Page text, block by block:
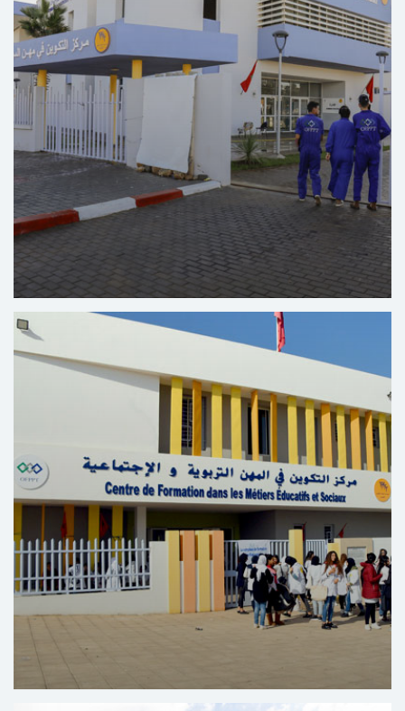
Centre Régional des Soins Bucco-dentaires Al
Massira
Centre de Formation dans les Métiers de
l’Automobile Bir Rami - Kénitra